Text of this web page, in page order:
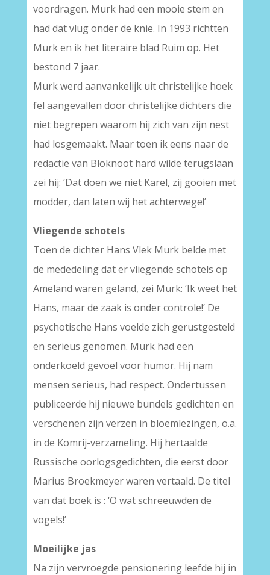
voordragen. Murk had een mooie stem en
had dat vlug onder de knie. In 1993 richtten
Murk en ik het literaire blad Ruim op. Het
bestond 7 jaar.
Murk werd aanvankelijk uit christelijke hoek
fel aangevallen door christelijke dichters die
niet begrepen waarom hij zich van zijn nest
had losgemaakt. Maar toen ik eens naar de
redactie van Bloknoot hard wilde terugslaan
zei hij: ‘Dat doen we niet Karel, zij gooien met
modder, dan laten wij het achterwege!’
Vliegende schotels
Toen de dichter Hans Vlek Murk belde met
de mededeling dat er vliegende schotels op
Ameland waren geland, zei Murk: ‘Ik weet het
Hans, maar de zaak is onder controle!’ De
psychotische Hans voelde zich gerustgesteld
en serieus genomen. Murk had een
onderkoeld gevoel voor humor. Hij nam
mensen serieus, had respect. Ondertussen
publiceerde hij nieuwe bundels gedichten en
verschenen zijn verzen in bloemlezingen, o.a.
in de Komrij-verzameling. Hij hertaalde
Russische oorlogsgedichten, die eerst door
Marius Broekmeyer waren vertaald. De titel
van dat boek is : ‘O wat schreeuwden de
vogels!’
Moeilijke jas
Na zijn vervroegde pensionering leefde hij in